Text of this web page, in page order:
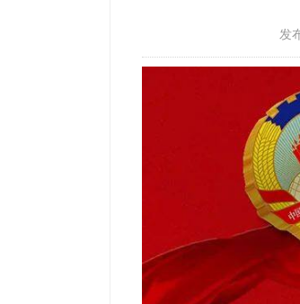
发